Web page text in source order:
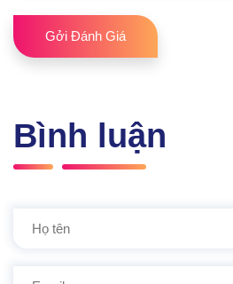
Gởi Đánh Giá
Bình luận